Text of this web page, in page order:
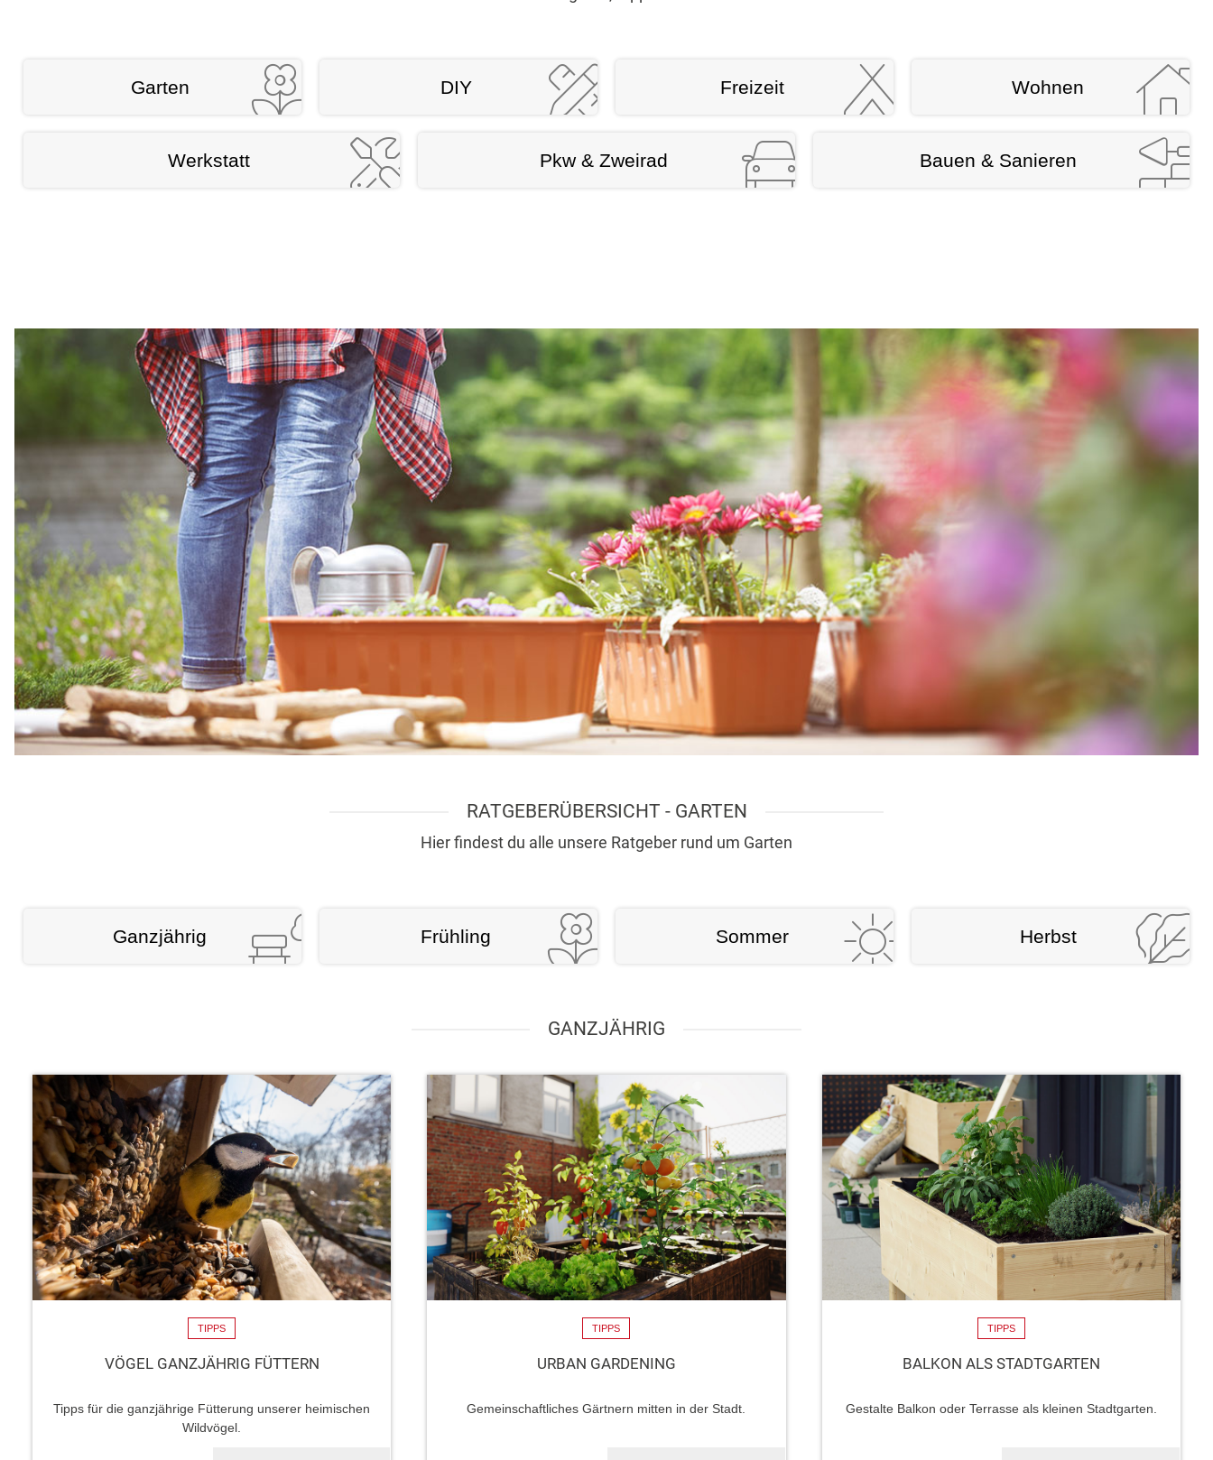
Garten DIY Freizeit Wohnen
Werkstatt Pkw & Zweirad Bauen & Sanieren
RATGEBERÜBERSICHT - GARTEN
Hier findest du alle unsere Ratgeber rund um Garten
Ganzjährig Frühling Sommer Herbst
GANZJÄHRIG
TIPPS
VÖGEL GANZJÄHRIG FÜTTERN
Tipps für die ganzjährige Fütterung unserer heimischen
Wildvögel.
TIPPS
URBAN GARDENING
Gemeinschaftliches Gärtnern mitten in der Stadt.
TIPPS
BALKON ALS STADTGARTEN
Gestalte Balkon oder Terrasse als kleinen Stadtgarten.